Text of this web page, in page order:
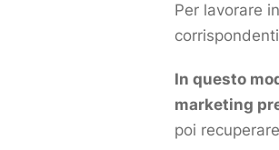
Per lavorare
In questo
marketing
poi